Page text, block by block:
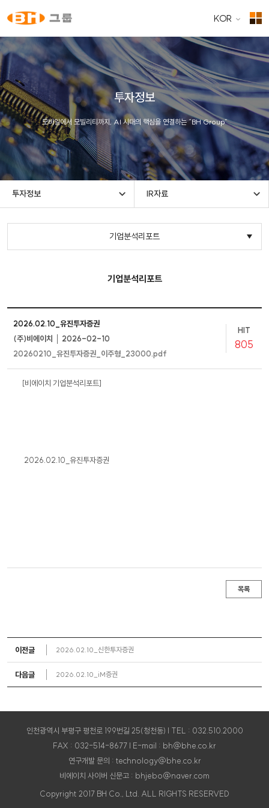
KOR
투자정보
모바일에서 모빌리티까지, AI 시대의 핵심을 연결하는 “BH Group”
투자정보 IR자료
기업분석리포트
기업분석리포트
2026.02.10_유진투자증권
(주)비에이치 │ 2026-02-10
20260210_유진투자증권_이주형_23000.pdf
HIT
805
[비에이치 기업분석리포트]
2026.02.10_유진투자증권
목록
이전글 2026.02.10_신한투자증권
다음글 2026.02.10_iM증권
인천광역시 부평구 평천로 199번길 25(청천동) | TEL : 032.510.2000
FAX : 032-514-8677 | E-mail : bh@bhe.co.kr
연구개발 문의 : technology@bhe.co.kr
비에이치 사이버 신문고 : bhjebo@naver.com
Copyright 2017 BH Co., Ltd. ALL RIGHTS RESERVED